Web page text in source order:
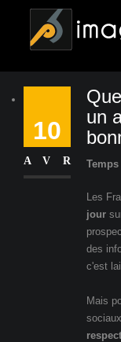
10
AVR
un
Les
jour
des
c'est
Mais